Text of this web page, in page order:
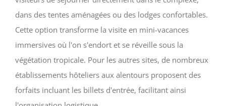
dans des tentes aménagées ou des lodges confortables.
Cette option transforme la visite en mini-vacances
immersives où l'on s'endort et se réveille sous la
végétation tropicale. Pour les autres sites, de nombreux
établissements hôteliers aux alentours proposent des
forfaits incluant les billets d'entrée, facilitant ainsi